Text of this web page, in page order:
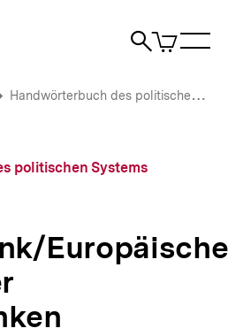
Suche
Artikel
im
Handwörterbuch des politischen Systems
politischen Systems